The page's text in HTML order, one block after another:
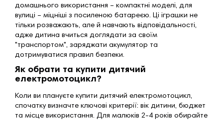
домашнього використання – компактні моделі, для
вулиці – міцніші з посиленою батареєю. Ці іграшки не
тільки розважають, але й навчають відповідальності,
адже дитина вчиться доглядати за своїм
"транспортом", заряджати акумулятор та
дотримуватися правил безпеки.
Як обрати та купити дитячий
електромотоцикл?
Коли ви плануєте купити дитячий електромотоцикл,
спочатку визначте ключові критерії: вік дитини, бюджет
та місце використання. Для малюків 2-4 років обирайте